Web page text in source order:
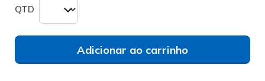
QTD
Adicionar ao carrinho